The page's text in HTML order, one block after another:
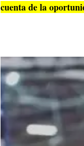
cuenta de la